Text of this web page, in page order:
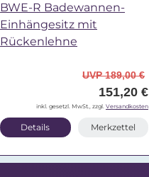
BWE-R Badewannen-
Einhängesitz mit
Rückenlehne
UVP 189,00 €
151,20 €
inkl. gesetzl. MwSt., zzgl. Versandkosten
Details Merkzettel